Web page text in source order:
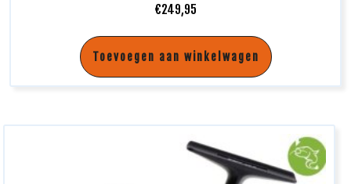
€249,95
Toevoegen aan winkelwagen